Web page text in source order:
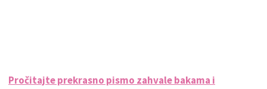
Pročitajte prekrasno pismo zahvale bakama i